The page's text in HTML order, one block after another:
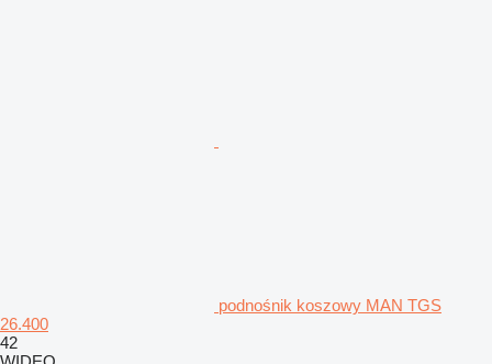
podnośnik koszowy MAN TGS
26.400
42